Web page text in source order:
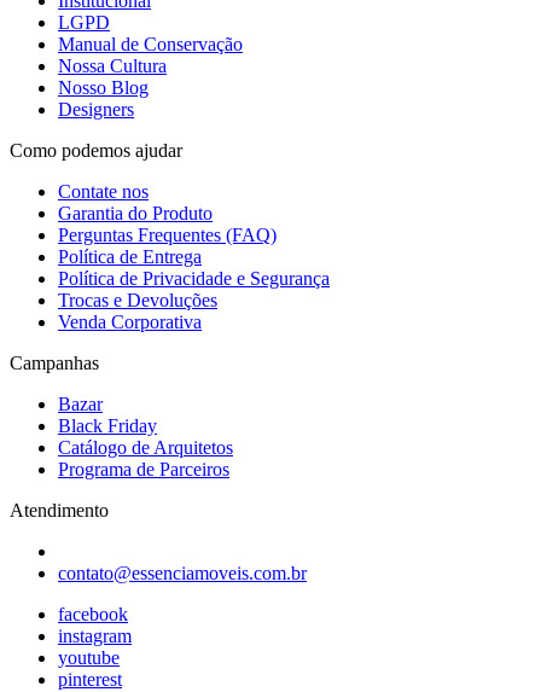
LGPD
Manual de Conservação
Nossa Cultura
Nosso Blog
Designers
Como podemos ajudar
Contate nos
Garantia do Produto
Perguntas Frequentes (FAQ)
Política de Entrega
Política de Privacidade e Segurança
Trocas e Devoluções
Venda Corporativa
Campanhas
Bazar
Black Friday
Catálogo de Arquitetos
Programa de Parceiros
Atendimento
contato@essenciamoveis.com.br
facebook
instagram
youtube
pinterest